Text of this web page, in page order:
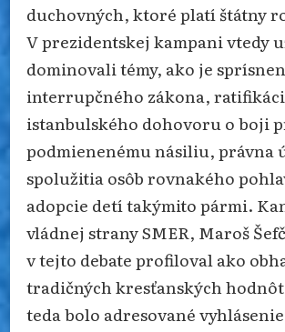
duchovných, ktoré platí štátny
V prezidentskej kampani vtedy
dominovali témy, ako je
interrupčného zákona,
istanbulského dohovoru o boji
podmienenému násiliu, právna
spolužitia osôb rovnakého
adopcie detí takýmito pármi.
vládnej strany SMER, Maroš
v tejto debate profiloval ako
tradičných kresťanských
teda bolo adresované vyhlásenie